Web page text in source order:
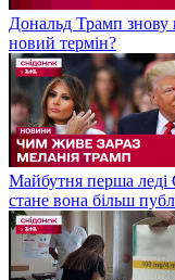
Дональд Трамп знову
новий термін?
Майбутня перша
стане вона більш